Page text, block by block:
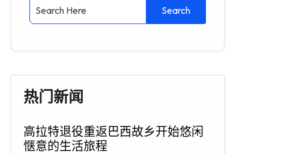
热门新闻
高拉特退役重返巴西故乡开始悠闲
惬意的生活旅程